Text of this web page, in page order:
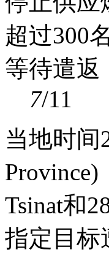
超过300
等待遣返
7/11
当地时间
Tsinat和
指定目标